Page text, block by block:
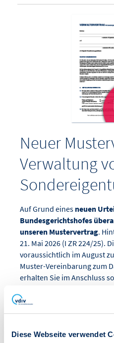
Diese Webseite verwendet
Neuer
Verwaltung
Auf Grund eines neuen
Bundesgerichtshofes
unseren Mustervertrag.
21. Mai 2026 (I ZR 224/25).
voraussichtlich im August
Muster-Vereinbarung zum
erhalten Sie im Anschluss
Bitte beachten Sie die im
Hinweise.